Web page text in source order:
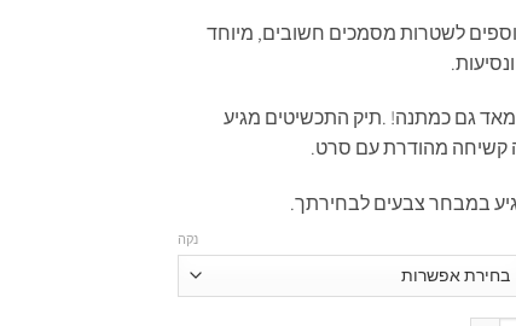
לשטרות מסמכים חשובים, מיוחד
גם כמתנה! .תיק התכשיטים מגיע
קשיחה מהודרת עם סרט.
במבחר צבעים לבחירתך.
נקה